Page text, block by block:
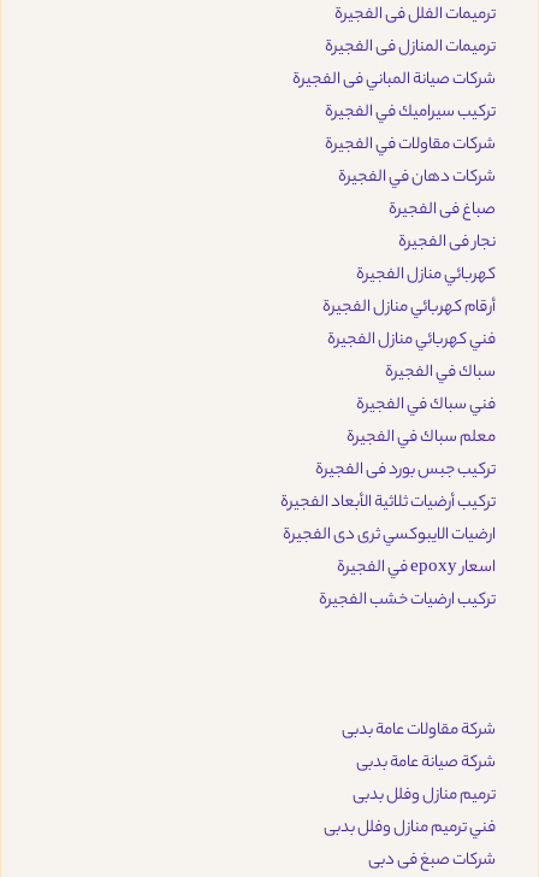
ترميمات الفلل فى الفجيرة
ترميمات المنازل فى الفجيرة
شركات صيانة المباني فى الفجيرة
تركيب سيراميك في الفجيرة
شركات مقاولات في الفجيرة
شركات دهان في الفجيرة
صباغ فى الفجيرة
نجار فى الفجيرة
كهربائي منازل الفجيرة
أرقام كهربائي منازل الفجيرة
فني كهربائي منازل الفجيرة
سباك في الفجيرة
فني سباك في الفجيرة
معلم سباك في الفجيرة
تركيب جبس بورد فى الفجيرة
تركيب أرضيات ثلاثية الأبعاد الفجيرة
ارضيات الايبوكسي ثرى دى الفجيرة
اسعار epoxy في الفجيرة
تركيب ارضيات خشب الفجيرة
شركة مقاولات عامة بدبى
شركة صيانة عامة بدبى
ترميم منازل وفلل بدبى
فني ترميم منازل وفلل بدبى
شركات صبغ فى دبى